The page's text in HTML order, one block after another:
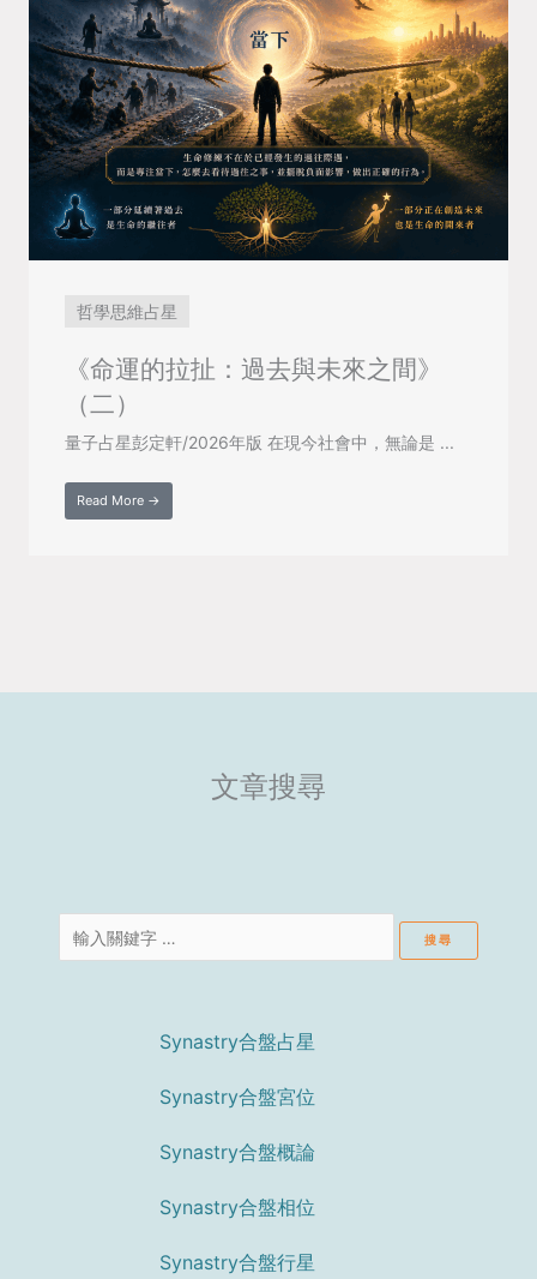
哲學思維占星
《命運的拉扯：過去與未來之間》
（二）
量子占星彭定軒/2026年版 在現今社會中，無論是 ...
Read More →
文章搜尋
Search
for:
Synastry合盤占星
Synastry合盤宮位
Synastry合盤概論
Synastry合盤相位
Synastry合盤行星